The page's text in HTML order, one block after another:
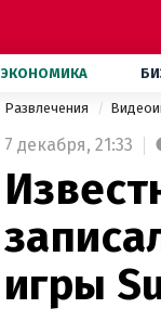
ЭКОНОМИКА
Развлечения
7 декабря, 21:33
игры